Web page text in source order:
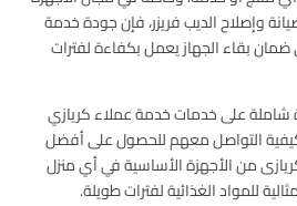
وإصلاح الديب فريزر، فإن جودة خدمة
بقاء الجهاز يعمل بكفاءة لفترات
شاملة على خدمات خدمة عملاء كريازي
التواصل معهم للحصول على أفضل
من الأجهزة الأساسية في أي منزل
للمواد الغذائية لفترات طويلة.